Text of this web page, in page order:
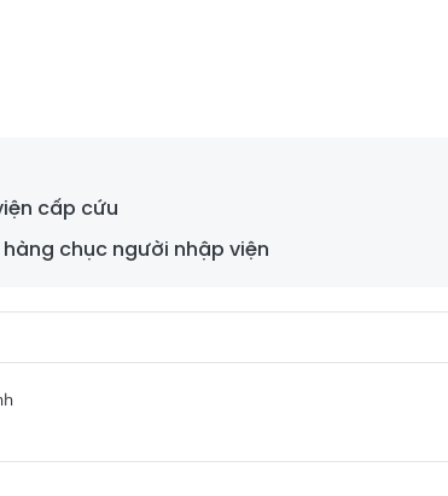
cấp cứu
chục người nhập viện